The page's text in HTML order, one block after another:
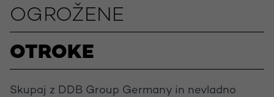
OGROŽENE
OTROKE
Skupaj z DDB Group Germany in nevladno